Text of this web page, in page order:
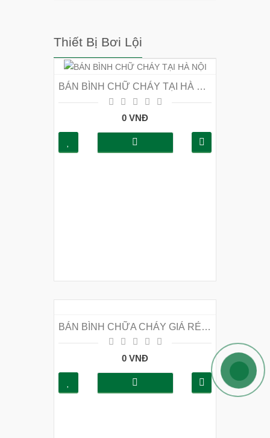
Thiết Bị Bơi Lội
BÁN BÌNH CHỮ CHÁY TẠI HÀ NỘI
0 VNĐ
BÁN BÌNH CHỮA CHÁY GIÁ RẺ TẠI HUYỆN PHÚC THỌ ĐT 0965869114
0 VNĐ